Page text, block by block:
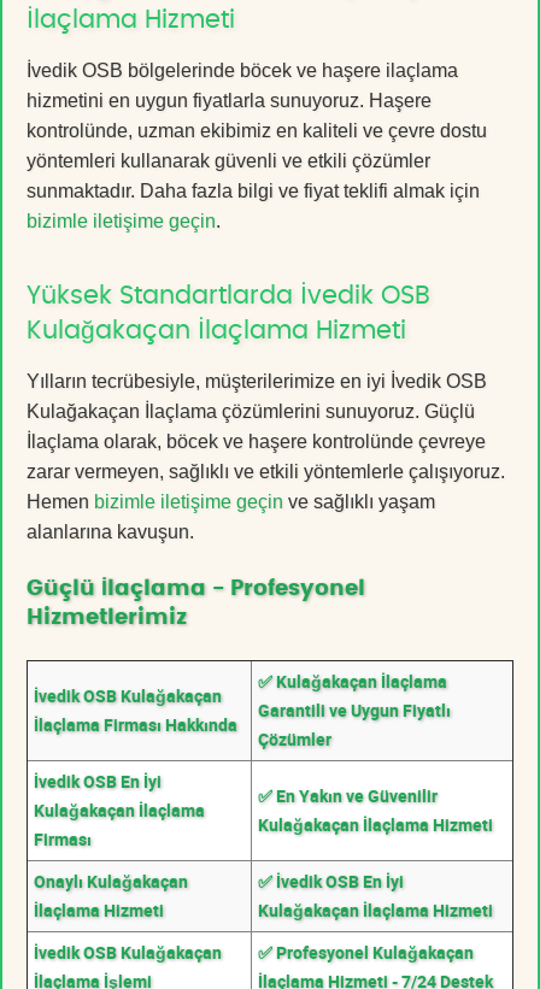
İlaçlama Hizmeti
İvedik OSB bölgelerinde böcek ve haşere ilaçlama
hizmetini en uygun fiyatlarla sunuyoruz. Haşere
kontrolünde, uzman ekibimiz en kaliteli ve çevre dostu
yöntemleri kullanarak güvenli ve etkili çözümler
sunmaktadır. Daha fazla bilgi ve fiyat teklifi almak için
bizimle iletişime geçin.
Yüksek Standartlarda İvedik OSB
Kulağakaçan İlaçlama Hizmeti
Yılların tecrübesiyle, müşterilerimize en iyi İvedik OSB
Kulağakaçan İlaçlama çözümlerini sunuyoruz. Güçlü
İlaçlama olarak, böcek ve haşere kontrolünde çevreye
zarar vermeyen, sağlıklı ve etkili yöntemlerle çalışıyoruz.
Hemen bizimle iletişime geçin ve sağlıklı yaşam
alanlarına kavuşun.
Güçlü İlaçlama - Profesyonel
Hizmetlerimiz
İvedik OSB Kulağakaçan
İlaçlama Firması Hakkında
✅ Kulağakaçan İlaçlama
Garantili ve Uygun Fiyatlı
Çözümler
İvedik OSB En İyi
Kulağakaçan İlaçlama
Firması
✅ En Yakın ve Güvenilir
Kulağakaçan İlaçlama Hizmeti
Onaylı Kulağakaçan
İlaçlama Hizmeti
✅ İvedik OSB En İyi
Kulağakaçan İlaçlama Hizmeti
İvedik OSB Kulağakaçan
İlaçlama İşlemi
✅ Profesyonel Kulağakaçan
İlaçlama Hizmeti - 7/24 Destek